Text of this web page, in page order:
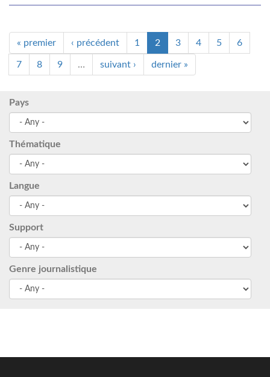
« premier ‹ précédent 1 2 3 4 5 6
7 8 9 … suivant › dernier »
Pays
Thématique
Langue
Support
Genre journalistique